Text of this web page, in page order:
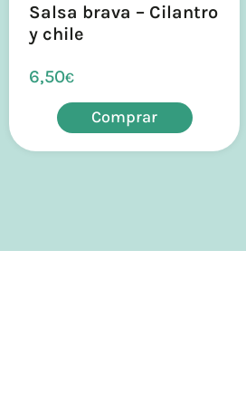
Salsa brava – Cilantro
y chile
6,50€
Comprar